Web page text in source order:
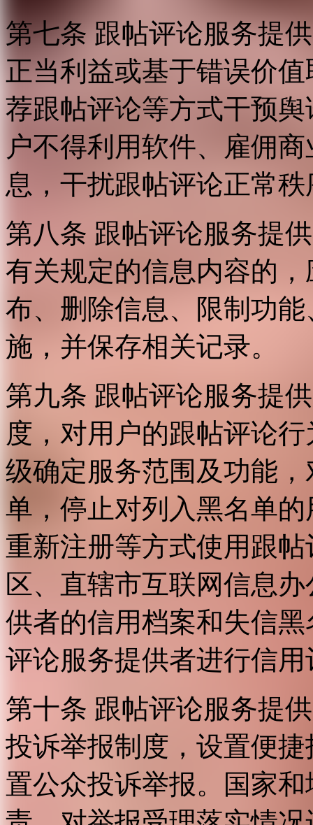
第七条 跟帖评论服务提
正当利益或基于错误价
荐跟帖评论等方式干预
户不得利用软件、雇佣
息，干扰跟帖评论正常
第八条 跟帖评论服务提
有关规定的信息内容的
布、删除信息、限制功
施，并保存相关记录。
第九条 跟帖评论服务提
度，对用户的跟帖评论
级确定服务范围及功能
单，停止对列入黑名单
重新注册等方式使用跟
区、直辖市互联网信息
供者的信用档案和失信
评论服务提供者进行信用
第十条 跟帖评论服务提
投诉举报制度，设置便
置公众投诉举报。国家